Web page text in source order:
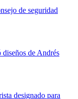
de seguridad
de Andrés
designado para